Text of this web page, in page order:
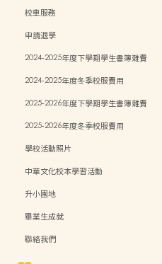
校車服務
申請退學
2024-2025年度下學期學生書簿雜費
2024-2025年度冬季校服費用
2025-2026年度下學期學生書簿雜費
2025-2026年度冬季校服費用
學校活動照片
中華文化校本學習活動
升小園地
畢業生成就
聯絡我們